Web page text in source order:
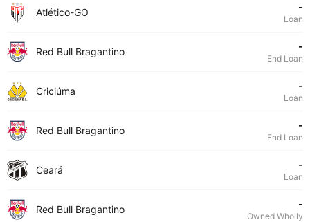
Atlético-GO -
Loan
Red Bull Bragantino -
End Loan
Criciúma -
Loan
Red Bull Bragantino -
End Loan
Ceará -
Loan
Red Bull Bragantino -
Owned Wholly